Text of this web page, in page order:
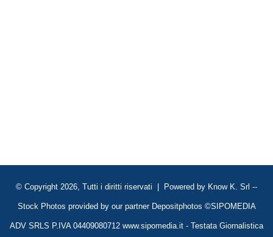
© Copyright 2026, Tutti i diritti riservati | Powered by Know K. Srl --
Stock Photos provided by our partner Depositphotos ©SIPOMEDIA
ADV SRLS P.IVA 04409080712 www.sipomedia.it - Testata Giornalistica